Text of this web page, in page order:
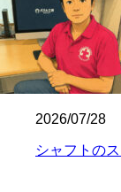
2026/07/28
シャフトの